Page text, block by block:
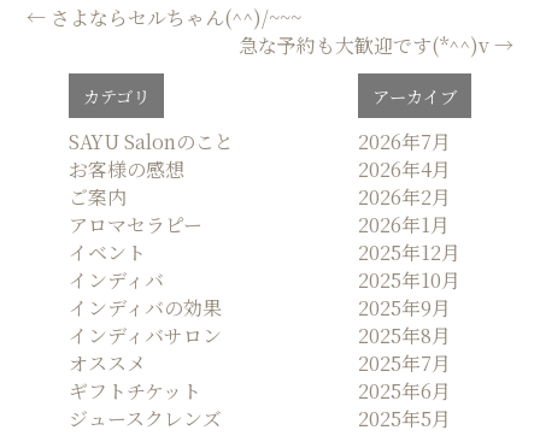
投
← さよならセルちゃん(^^)/~~~
急な予約も大歓迎です(*^^)v→
カテゴリ
SAYU Salonのこと
お客様の感想
ご案内
アロマセラピー
イベント
インディバ
インディバの効果
インディバサロン
オススメ
ギフトチケット
ジュースクレンズ
アーカイブ
2026年7月
2026年4月
2026年2月
2026年1月
2025年12月
2025年10月
2025年9月
2025年8月
2025年7月
2025年6月
2025年5月